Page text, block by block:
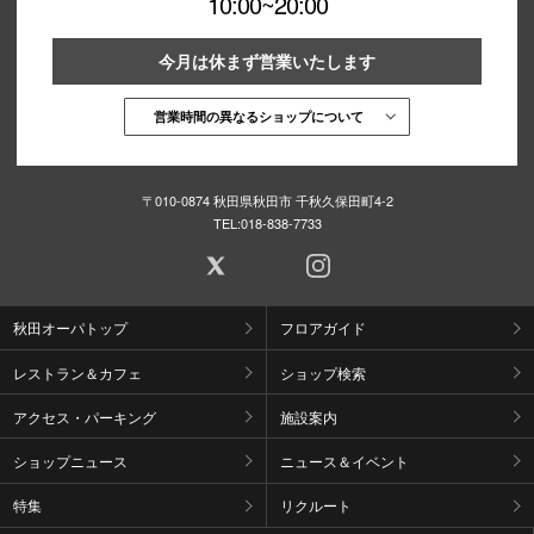
今月は休まず営業いたします
営業時間の異なるショップについて
〒010-0874 秋田県秋田市 千秋久保田町4-2
TEL:018-838-7733
秋田オーパトップ フロアガイド
レストラン＆カフェ ショップ検索
アクセス・パーキング 施設案内
ショップニュース ニュース＆イベント
特集 リクルート